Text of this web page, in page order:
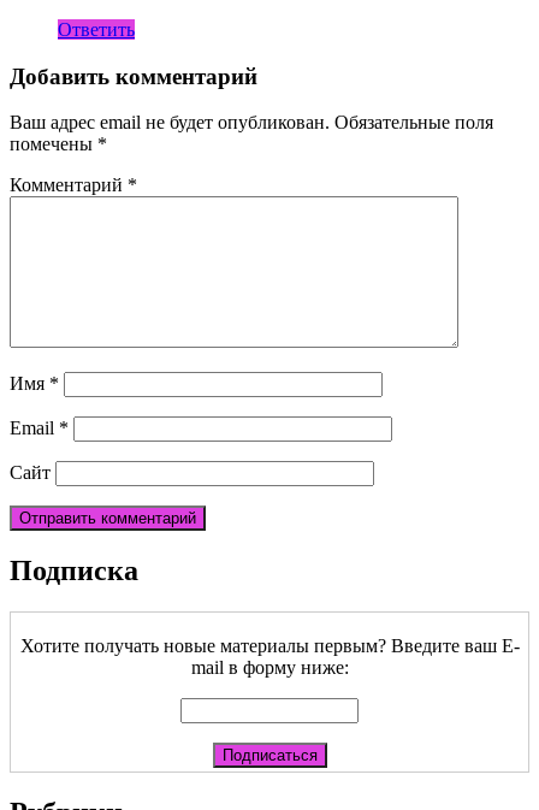
Ответить
Добавить комментарий
Ваш адрес email не будет опубликован. Обязательные поля
помечены *
Комментарий *
Имя *
Email *
Сайт
Подписка
Хотите получать новые материалы первым? Введите ваш E-
mail в форму ниже: